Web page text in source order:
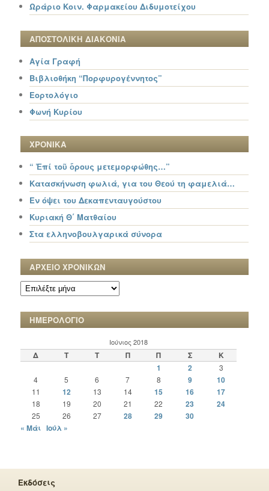
Ωράριο Κοιν. Φαρμακείου Διδυμοτείχου
ΑΠΟΣΤΟΛΙΚΗ ΔΙΑΚΟΝΙΑ
Αγία Γραφή
Βιβλιοθήκη “Πορφυρογέννητος”
Εορτολόγιο
Φωνή Κυρίου
ΧΡΟΝΙΚΑ
“ Ἐπί τοῦ ὄρους μετεμορφώθης…”
Κατασκήνωση φωλιά, για του Θεού τη φαμελιά…
Εν όψει του Δεκαπενταυγούστου
Κυριακή Θ΄ Ματθαίου
Στα ελληνοβουλγαρικά σύνορα
ΑΡΧΕΙΟ ΧΡΟΝΙΚΩΝ
ΑΡΧΕΙΟ
ΧΡΟΝΙΚΩΝ
ΗΜΕΡΟΛΟΓΙΟ
Ιούνιος 2018
Δ Τ Τ Π Π Σ
Κ
1
2
3
4
5 6 7 8 9 10
11 12 13 14 15 16 17
18 19 20 21 22 23 24
25 26 27 28 29
30
« Μάι Ιούλ »
Εκδόσεις